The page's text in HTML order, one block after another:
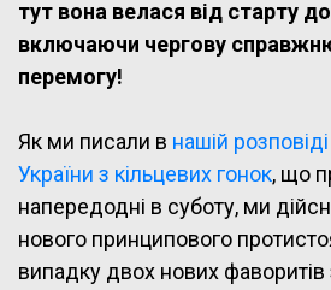
тут вона велася від старту
включаючи чергову
перемогу!
Як ми писали в нашій
України з кільцевих гонок, що
напередодні в суботу, ми
нового принципового
випадку двох нових фаворитів